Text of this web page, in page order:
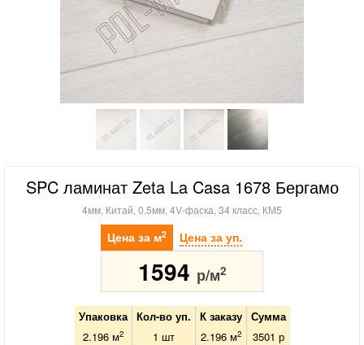
SPC ламинат Zeta La Casa 1678 Бергамо
4мм, Китай, 0.5мм, 4V-фаска, 34 класс, КМ5
Цена за м2 Цена за уп.
1594 р/м2
Упаковка Кол-во уп. К заказу
Сумма
2.196 м2 1 шт 2.196м2 3501 р